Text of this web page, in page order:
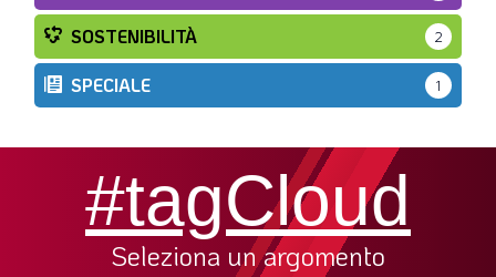
SOSTENIBILITÀ 2
SPECIALE 1
#tagCloud
Seleziona un argomento